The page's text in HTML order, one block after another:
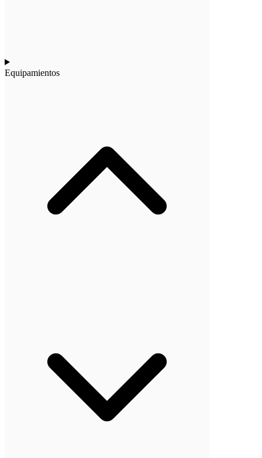
Equipamientos